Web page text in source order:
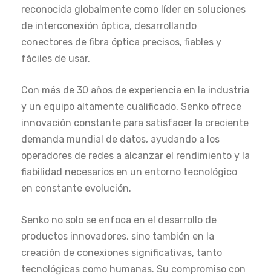
reconocida globalmente como líder en soluciones
de interconexión óptica, desarrollando
conectores de fibra óptica precisos, fiables y
fáciles de usar.
Con más de 30 años de experiencia en la industria
y un equipo altamente cualificado, Senko ofrece
innovación constante para satisfacer la creciente
demanda mundial de datos, ayudando a los
operadores de redes a alcanzar el rendimiento y la
fiabilidad necesarios en un entorno tecnológico
en constante evolución.
Senko no solo se enfoca en el desarrollo de
productos innovadores, sino también en la
creación de conexiones significativas, tanto
tecnológicas como humanas. Su compromiso con